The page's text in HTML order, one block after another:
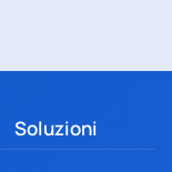
Soluzioni